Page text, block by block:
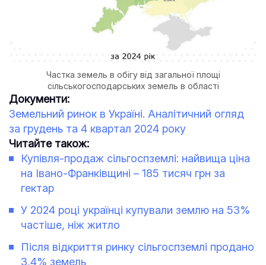
Частка земель в обігу від загальної площі
сільськогосподарських земель в області
Документи:
Земельний ринок в Україні. Аналітичний огляд
за грудень та 4 квартал 2024 року
Читайте також:
Купівля-продаж сільгоспземлі: найвища ціна
на Івано-Франківщині – 185 тисяч грн за
гектар
У 2024 році українці купували землю на 53%
частіше, ніж житло
Після відкриття ринку сільгоспземлі продано
3,4% земель